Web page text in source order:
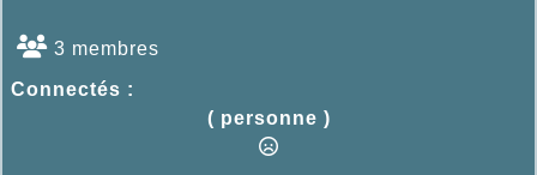
3 membres
Connectés :
( personne )